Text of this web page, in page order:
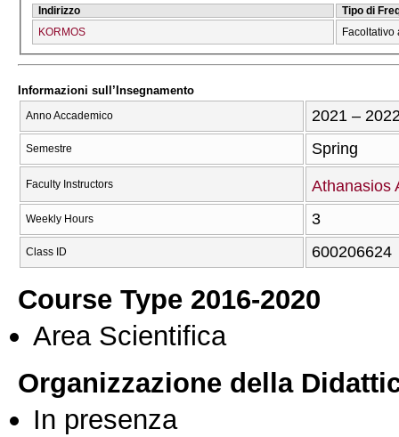
Indirizzo
Tipo di
KORMOS
Facoltativo
Informazioni sull’Insegnamento
Anno Accademico 2021 –
Semestre Spring
Faculty Instructors Athanasios
Weekly Hours 3
Class ID 600206624
Course Type 2016-2020
Area Scientifica
Organizzazione della
In presenza